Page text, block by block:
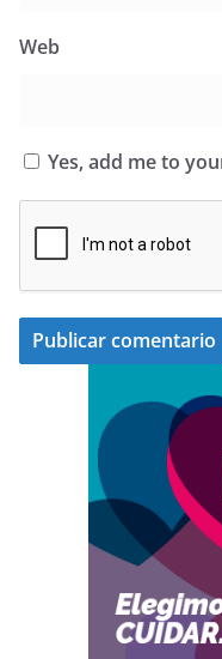
Web
Yes, add me to